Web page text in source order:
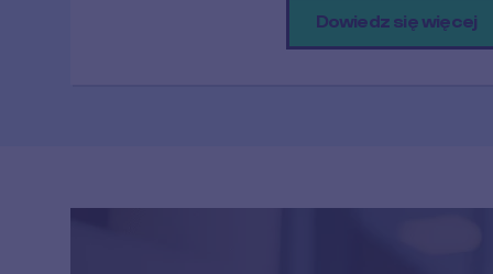
Dowiedz się więcej